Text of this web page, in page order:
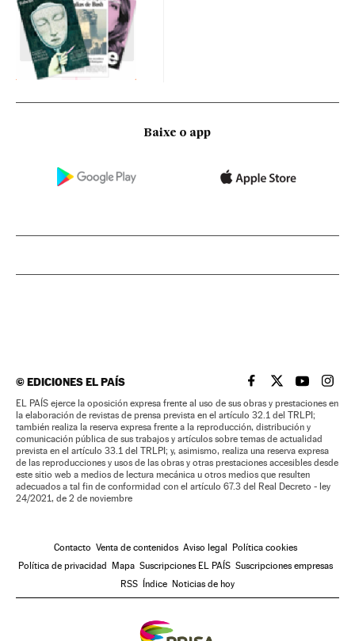
Baixe o app
©EDICIONES EL PAÍS EL PAÍS BRASIL EN
EL PAÍSEL PAÍS
EL
EL PAÍS ejerce la oposición expresa frente al uso de sus obras y prestaciones en
la elaboración de revistas de prensa prevista en el artículo 32.1 del TRLPI;
también realiza la reserva expresa frente a la reproducción, distribución y
comunicación pública de sus trabajos y artículos sobre temas de actualidad
prevista en el artículo 33.1 del TRLPI; y, asimismo, realiza una reserva expresa
de las reproducciones y usos de las obras y otras prestaciones accesibles desde
este sitio web a medios de lectura mecánica u otros medios que resulten
adecuados a tal fin de conformidad con el artículo 67.3 del Real Decreto - ley
24/2021, de 2 de noviembre
Contacto Venta de contenidos Aviso legal Política cookies
Política de privacidad Mapa Suscripciones EL PAÍS Suscripciones empresas
RSS Índice Noticias de hoy